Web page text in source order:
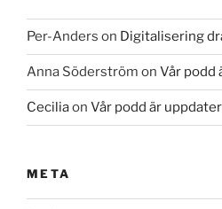
Per-Anders on Digitalisering
Anna Söderström on Vår podd
Ceciliaon Vår podd är
META